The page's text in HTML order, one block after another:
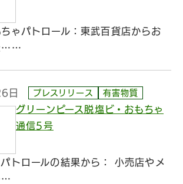
ゃパトロール：東武百貨店からお
……
日 プレスリリース 有害物質
グリーンピース脱塩ビ・おもちゃ
通信5号
トロールの結果から： 小売店やメ